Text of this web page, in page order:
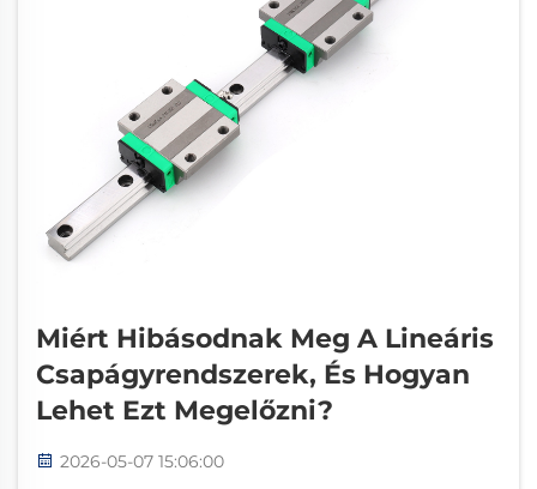
Miért Hibásodnak Meg A Lineáris
Csapágyrendszerek, És Hogyan
Lehet Ezt Megelőzni?
2026-05-07 15:06:00